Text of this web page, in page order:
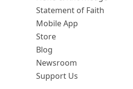
Statement of Faith
Mobile App
Store
Blog
Newsroom
Support Us